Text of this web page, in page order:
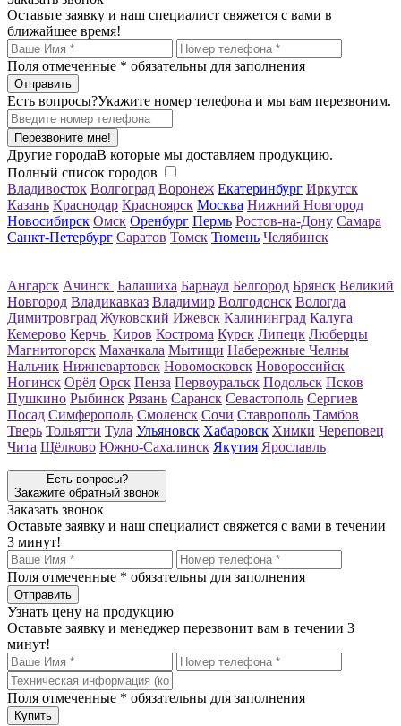
Оставьте заявку и наш специалист свяжется с вами в
ближайшее время!
Поля отмеченные * обязательны для заполнения
Есть вопросы?Укажите номер телефона и мы вам перезвоним.
Перезвоните мне!
Другие городаВ которые мы доставляем продукцию.
Полный список городов
Владивосток Волгоград Воронеж Екатеринбург Иркутск
Казань Краснодар Красноярск Москва Нижний Новгород
Новосибирск Омск Оренбург Пермь Ростов-на-Дону Самара
Санкт-Петербург Саратов Томск Тюмень Челябинск
Ангарск Ачинск Балашиха Барнаул Белгород Брянск Великий
Новгород Владикавказ Владимир Волгодонск Вологда
Димитровград Жуковский Ижевск Калининград Калуга
Кемерово Керчь Киров Кострома Курск Липецк Люберцы
Магнитогорск Махачкала Мытищи Набережные Челны
Нальчик Нижневартовск Новомосковск Новороссийск
Ногинск Орёл Орск Пенза Первоуральск Подольск Псков
Пушкино Рыбинск Рязань Саранск Севастополь Сергиев
Посад Симферополь Смоленск Сочи Ставрополь Тамбов
Тверь Тольятти Тула Ульяновск Хабаровск Химки Череповец
Чита Щёлково Южно-Сахалинск Якутия Ярославль
Есть вопросы?
Закажите обратный звонок
Заказать звонок
Оставьте заявку и наш специалист свяжется с вами в течении
3 минут!
Поля отмеченные * обязательны для заполнения
Узнать цену на продукцию
Оставьте заявку и менеджер перезвонит вам в течении 3
минут!
Поля отмеченные * обязательны для заполнения